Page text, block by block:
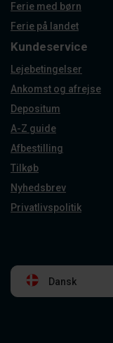
Ferie med børn
Ferie på landet
Kundeservice
Lejebetingelser
Ankomst og afrejse
Depositum
A-Z guide
Afbestilling
Tilkøb
Nyhedsbrev
Privatlivspolitik
Dansk